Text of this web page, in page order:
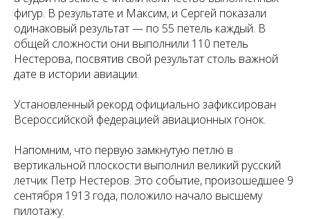
фигур. В результате и Максим, и Сергей показали
одинаковый результат — по 55 петель каждый. В
общей сложности они выполнили 110 петель
Нестерова, посвятив свой результат столь важной
дате в истории авиации.
Установленный рекорд официально зафиксирован
Всероссийской федерацией авиационных гонок.
Напомним, что первую замкнутую петлю в
вертикальной плоскости выполнил великий русский
летчик Петр Нестеров. Это событие, произошедшее 9
сентября 1913 года, положило начало высшему
пилотажу.